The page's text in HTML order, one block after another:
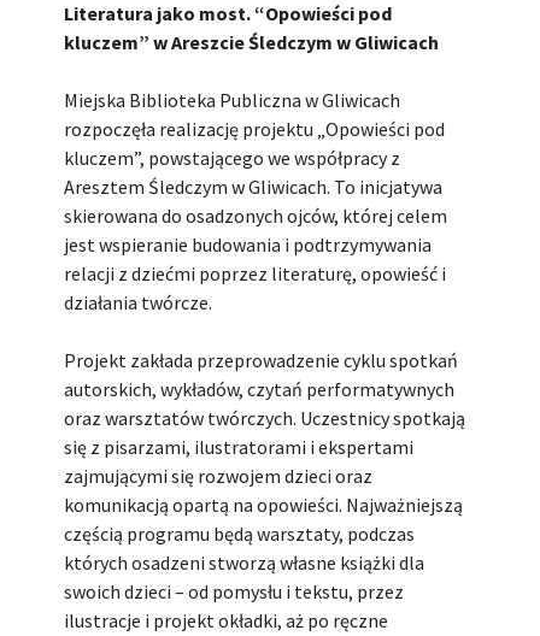
Literatura jako most. “Opowieści pod
kluczem” w Areszcie Śledczym w Gliwicach
Miejska Biblioteka Publiczna w Gliwicach
rozpoczęła realizację projektu „Opowieści pod
kluczem”, powstającego we współpracy z
Aresztem Śledczym w Gliwicach. To inicjatywa
skierowana do osadzonych ojców, której celem
jest wspieranie budowania i podtrzymywania
relacji z dziećmi poprzez literaturę, opowieść i
działania twórcze.
Projekt zakłada przeprowadzenie cyklu spotkań
autorskich, wykładów, czytań performatywnych
oraz warsztatów twórczych. Uczestnicy spotkają
się z pisarzami, ilustratorami i ekspertami
zajmującymi się rozwojem dzieci oraz
komunikacją opartą na opowieści. Najważniejszą
częścią programu będą warsztaty, podczas
których osadzeni stworzą własne książki dla
swoich dzieci – od pomysłu i tekstu, przez
ilustracje i projekt okładki, aż po ręczne